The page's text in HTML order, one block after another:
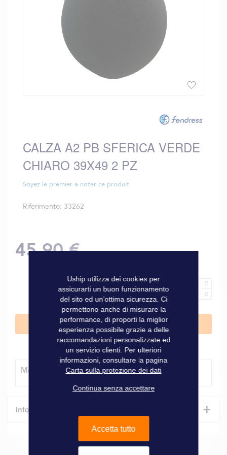
di
immagini
CALZA A2 PB SFERICA VERDE
CHIARO 39X49 2 PZ
Soyez le premier à noter ce produit
Riferimento 33262
45,90 €
Aggiungi al Carrello
Modalità di consegna
Informazioni tecniche +
Caratteristiche
Uship utilizza dei cookies per
assicurarti un buon funzionamento
del sito ed un’ottima sicurezza. Ci
permettono anche di misurare la
performance, di proporti la miglior
esperienza possibile grazie a delle
raccomandazioni personalizzate ed
un servizio clienti. Per ulteriori
informazioni, consultare la pagina
Carta sulla protezione dei dati
Continua senza accettare
Accetta tutto